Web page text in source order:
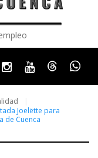
Instagram
YoutubeThreads
Joelëtte para
de Cuenca